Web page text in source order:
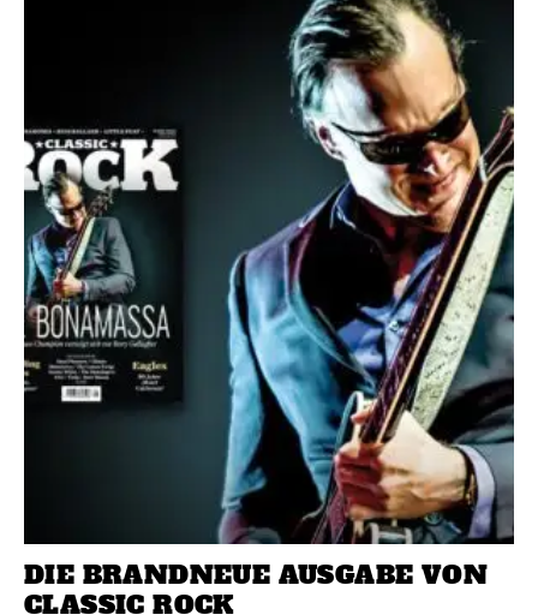
DIE BRANDNEUE AUSGABE VON
CLASSIC ROCK